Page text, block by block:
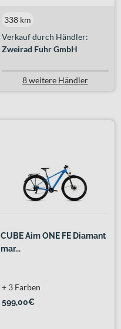
Verkauf durch Händler:
Zweirad Fuhr GmbH
338 km
8 weitere Händler
CUBE Aim ONE FE Diamant
mar...
599,00€
+ 3 Farben